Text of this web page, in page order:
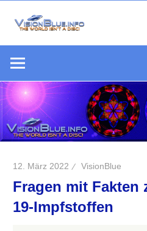
Inhalt
springen
Welt
keine
Scheibe
12. März 2022 VisionBlue
Fragen mit Fakten
19-Impfstoffen